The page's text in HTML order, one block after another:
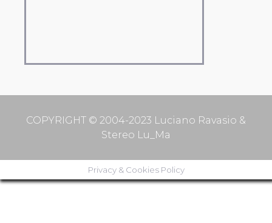
COPYRIGHT © 2004-2023 Luciano Ravasio &
Stereo Lu_Ma
Privacy & Cookies Policy